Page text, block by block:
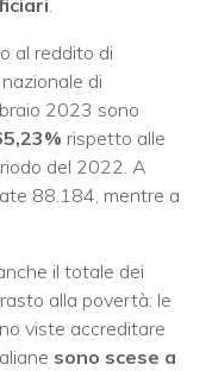
al reddito di
di
2023 sono
rispetto alle
del 2022. A
88.184, mentre a
il totale dei
alla povertà: le
viste accreditare
sono scese a